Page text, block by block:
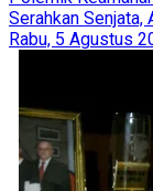
Serahkan
Rabu, 5 Agustus